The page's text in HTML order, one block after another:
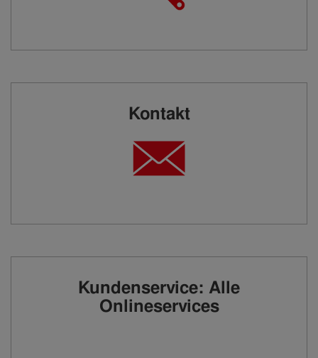
Kontakt
Kundenservice: Alle
Onlineservices